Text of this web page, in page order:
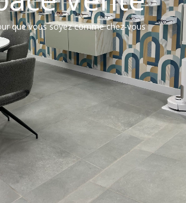
que vous soyez comme chez-vous